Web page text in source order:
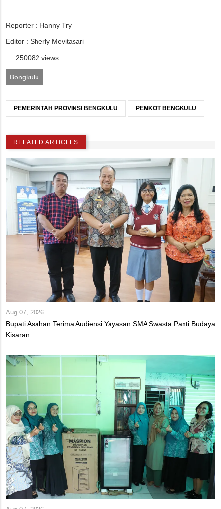
Reporter : Hanny Try
Editor : Sherly Mevitasari
250082 views
Bengkulu
PEMERINTAH PROVINSI BENGKULU PEMKOT BENGKULU
RELATED ARTICLES
Aug 07, 2026
Bupati Asahan Terima Audiensi Yayasan SMA Swasta Panti Budaya
Kisaran